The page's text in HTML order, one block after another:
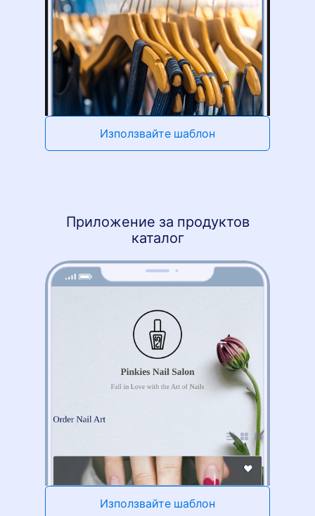
Използвайте шаблон
Приложение за продуктов
каталог
Използвайте шаблон